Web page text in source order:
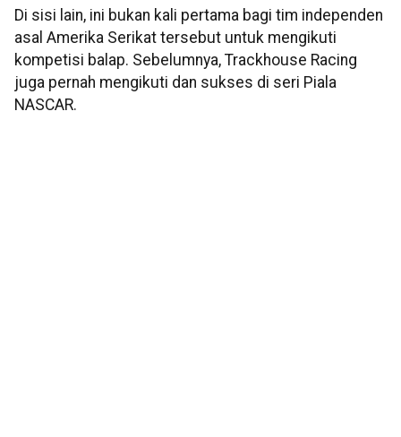
Di sisi lain, ini bukan kali pertama bagi tim independen
asal Amerika Serikat tersebut untuk mengikuti
kompetisi balap. Sebelumnya, Trackhouse Racing
juga pernah mengikuti dan sukses di seri Piala
NASCAR.